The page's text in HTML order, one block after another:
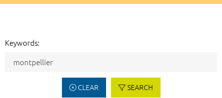
Keywords:
CLEAR SEARCH